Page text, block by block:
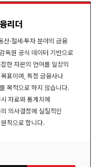
리더
·절세·투자 분야의 금융
독원 공식 데이터 기반으로
한 자본의 언어를 일상의
표이며, 특정 금융사나
목적으로 하지 않습니다.
자료와 통계치에
의사결정에 실질적인
칙으로 합니다.